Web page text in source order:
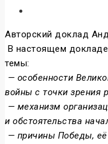
Авторский доклад
В настоящем
темы:
— особенности
войны с точки зрения
— механизм
и обстоятельства
— причины Победы, её